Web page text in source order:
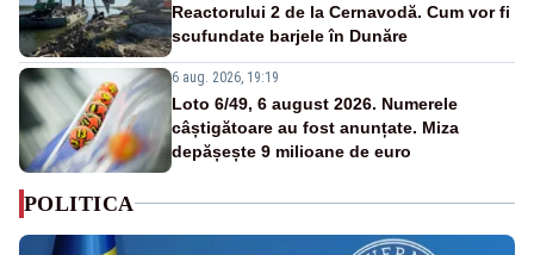
Reactorului 2 de la Cernavodă. Cum vor fi
scufundate barjele în Dunăre
6 aug. 2026, 19:19
Loto 6/49, 6 august 2026. Numerele
câștigătoare au fost anunțate. Miza
depășește 9 milioane de euro
POLITICA